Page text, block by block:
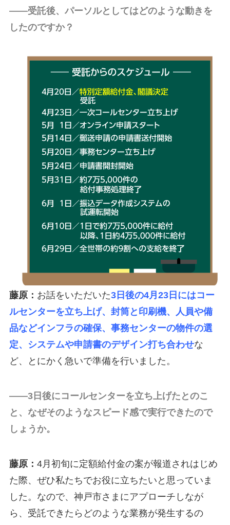
――受託後、パーソルとしてはどのような動きを
したのですか？
藤原： お話をいただいた3日後の4月23日にはコー
ルセンターを立ち上げ、封筒と印刷機、人員や備
品などインフラの確保、事務センターの物件の選
定、システムや申請書のデザイン打ち合わせな
ど、とにかく急いで準備を行いました。
――3日後にコールセンターを立ち上げたとのこ
と、なぜそのようなスピード感で実行できたので
しょうか。
藤原： 4月初旬に定額給付金の案が報道されはじめ
た際、ぜひ私たちでお役に立ちたいと思っていま
した。なので、神戸市さまにアプローチしなが
ら、受託できたらどのような業務が発生するの